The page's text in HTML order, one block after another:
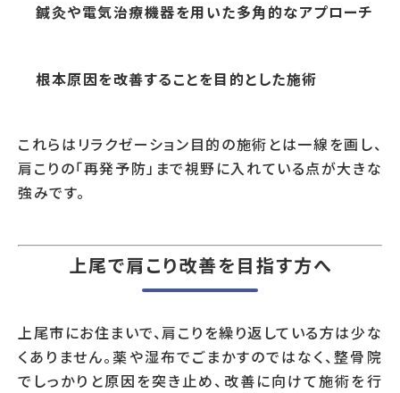
鍼灸や電気治療機器を用いた多角的なアプローチ
根本原因を改善することを目的とした施術
これらはリラクゼーション目的の施術とは一線を画し、
肩こりの「再発予防」まで視野に入れている点が大きな
強みです。
上尾で肩こり改善を目指す方へ
上尾市にお住まいで、肩こりを繰り返している方は少な
くありません。薬や湿布でごまかすのではなく、整骨院
でしっかりと原因を突き止め、改善に向けて施術を行